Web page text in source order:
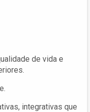
de vida e
integrativas que